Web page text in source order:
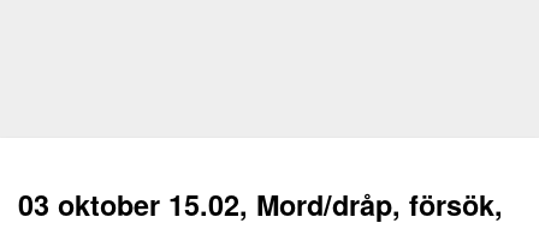
03 oktober 15.02, Mord/dråp, försök,